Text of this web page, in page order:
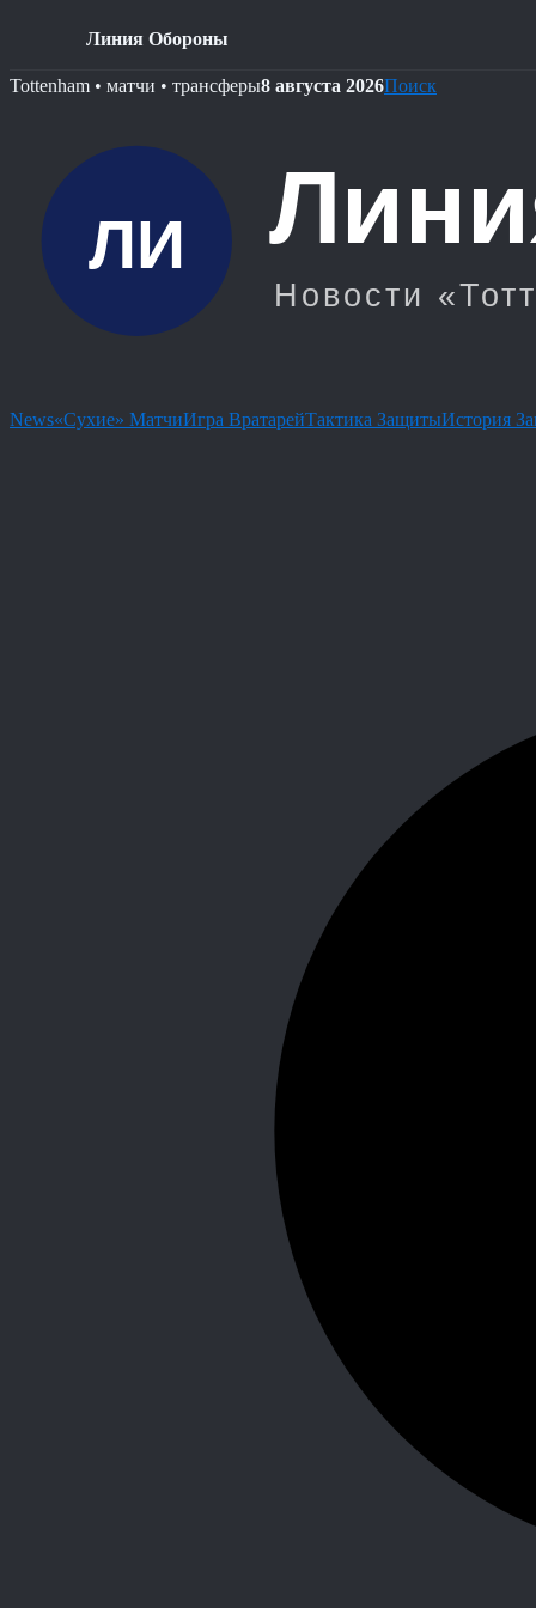
Линия Обороны
Skip
Tottenham • матчи • трансферы8 августа 2026Поиск
News«Сухие» МатчиИгра ВратарейТактика ЗащитыИстория